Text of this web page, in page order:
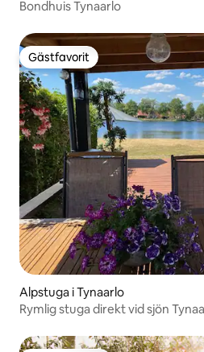
Bondhuis Tynaarlo
Gästfavorit
Gästfavorit
Alpstuga i Tynaarlo
Rymlig stuga direkt vid sjön